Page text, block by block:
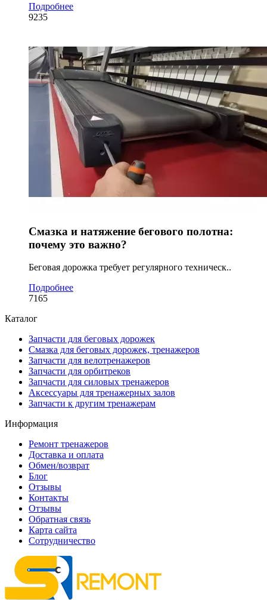
Подробнее
9235
Смазка и натяжение бегового полотна:
почему это важно?
Беговая дорожка требует регулярного техническ..
Подробнее
7165
Каталог
Запчасти для беговых дорожек
Смазка для беговых дорожек, тренажеров
Запчасти для велотренажеров
Запчасти для орбитреков
Запчасти для силовых тренажеров
Аксессуары для тренажерных залов
Запчасти к другим тренажерам
Информация
Ремонт тренажеров
Доставка и оплата
Обмен/возврат
Блог
Отзывы
Контакты
Отзывы
Обратная связь
Карта сайта
Сотрудничество